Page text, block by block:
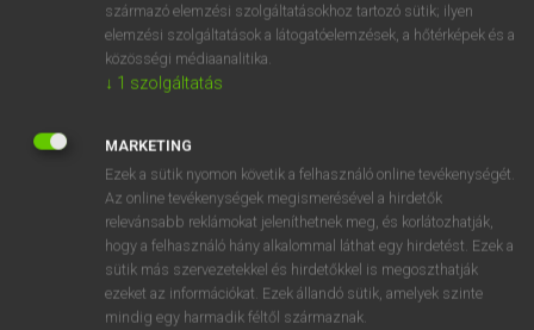
DÍJMENTES ANGOL SZÓTÁR
after-ages
afterburner
after-care
származó elemzési szolgáltatásokhoz tartozó sütik; ilyen
elemzési szolgáltatások a látogatóelemzések, a hőtérképek és a
közösségi médiaanalitika.
↓ 1 szolgáltatás
MARKETING
Ezek a sütik nyomon követik a felhasználó online tevékenységét.
Az online tevékenységek megismerésével a hirdetők
relevánsabb reklámokat jeleníthetnek meg, és korlátozhatják,
hogy a felhasználó hány alkalommal láthat egy hirdetést. Ezek a
sütik más szervezetekkel és hirdetőkkel is megoszthatják
ezeket az információkat. Ezek állandó sütik, amelyek szinte
mindig egy harmadik féltől származnak.